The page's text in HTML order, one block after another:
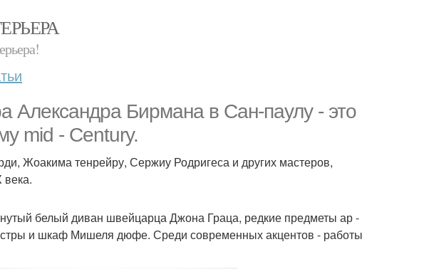
Александра Бирмана в Сан-паулу - это
mid - Century.
Жоакима тенрейру, Сержиу Родригеса и других мастеров,
белый диван швейцарца Джона Граца, редкие предметы ар -
и шкаф Мишеля дюфе. Среди современных акцентов - работы